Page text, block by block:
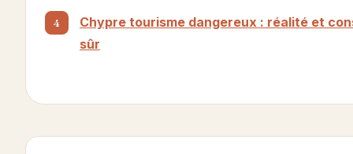
Chypre tourisme dangereux : réalité et
sûr